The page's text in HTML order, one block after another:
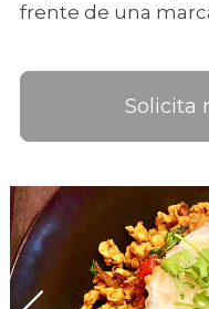
frente de una
Solicita